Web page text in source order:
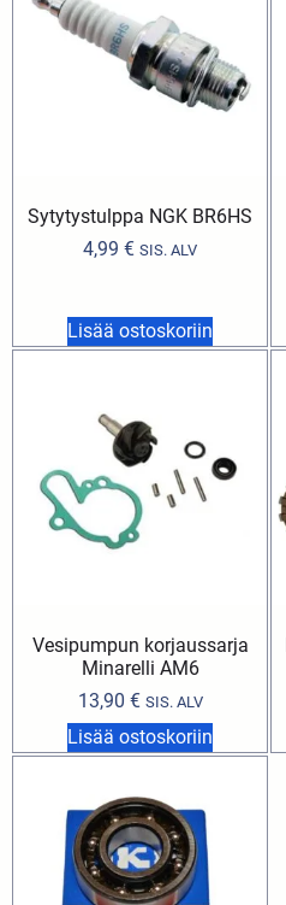
Sytytystulppa NGK BR6HS
4,99 € SIS. ALV
Lisää ostoskoriin
Vesipumpun korjaussarja
Minarelli AM6
13,90 € SIS. ALV
Lisää ostoskoriin